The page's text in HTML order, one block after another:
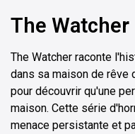
The Watcher
The Watcher raconte
dans sa maison de rêve
pour découvrir qu'une
maison. Cette série
menace persistante et